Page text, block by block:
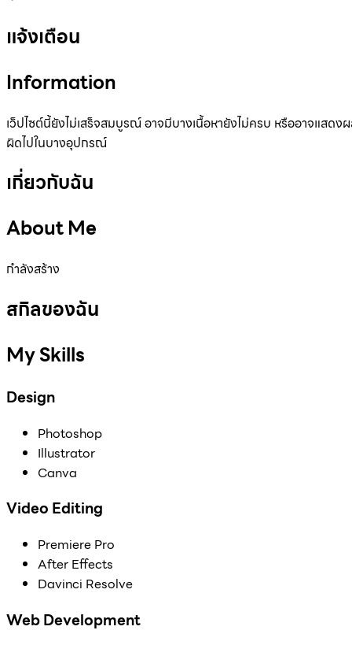
แจ้งเตือน
Information
เว็ปไซต์นี้ยังไม่เสร็จสมบูรณ์ อาจมีบางเนื้อหายังไม่ครบ หรืออาจแสดง
ผิดไปในบางอุปกรณ์
เกี่ยวกับฉัน
About Me
กำลังสร้าง
สกิลของฉัน
My Skills
Design
Photoshop
Illustrator
Canva
Video Editing
Premiere Pro
After Effects
Davinci Resolve
Web Development